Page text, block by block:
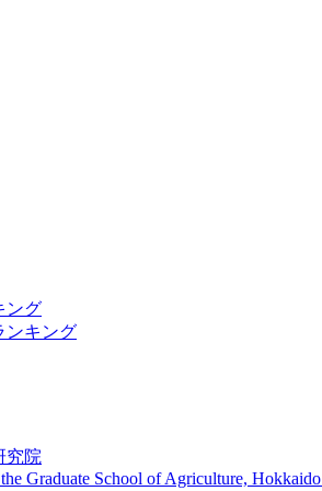
ング
ンキング
究院
Graduate School of Agriculture,